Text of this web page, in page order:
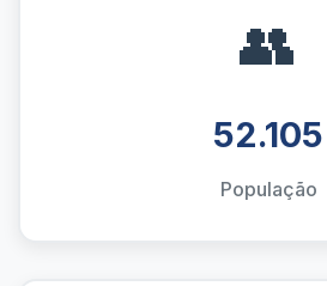
👥
52.105
População